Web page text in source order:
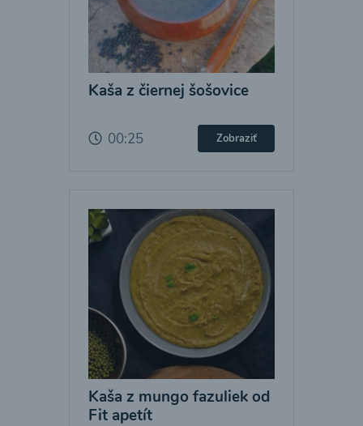
Kaša z čiernej šošovice
00:25 Zobraziť
Kaša z mungo fazuliek od
Fit apetít